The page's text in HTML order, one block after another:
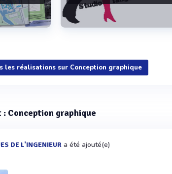
Voir plus
les réalisations sur Conception graphique
Conception graphique
DE L'INGENIEUR a été ajouté(e)